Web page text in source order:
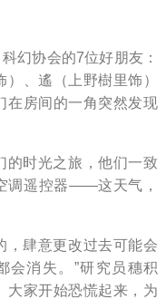
幻协会的7位好朋友：
、遙（上野樹里饰）
在房间的一角突然发现
的时光之旅，他们一致
调遥控器——这天气，
，肆意更改过去可能会
会消失。”研究员穗积
大家开始恐慌起来，为